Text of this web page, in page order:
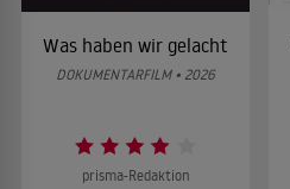
Was haben wir gelacht
DOKUMENTARFILM • 2026
prisma-Redaktion